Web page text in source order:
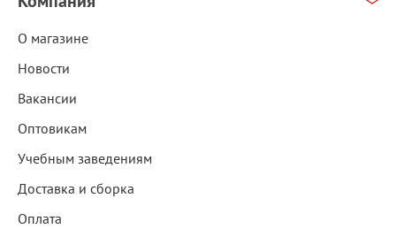
О магазине
Новости
Вакансии
Оптовикам
Учебным заведениям
Доставка и сборка
Оплата